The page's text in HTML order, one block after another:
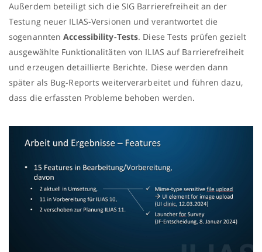
Außerdem beteiligt sich die SIG Barrierefreiheit an der
Testung neuer ILIAS-Versionen und verantwortet die
sogenanntenAccessibility-Tests. Diese Tests prüfen gezielt
ausgewählte Funktionalitäten von ILIAS auf Barrierefreiheit
und erzeugen detaillierte Berichte. Diese werden dann
später als Bug-Reports weiterverarbeitet und führen dazu,
dass die erfassten Probleme behoben werden.